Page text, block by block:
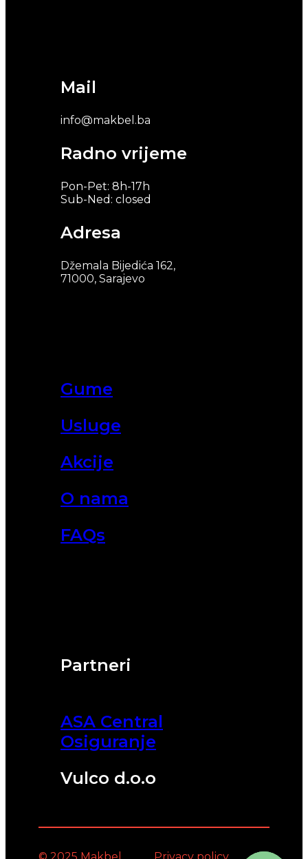
Partneri
ASA Central
Osiguranje
Vulco d.o.o
Gume
Usluge
Akcije
O nama
FAQs
Mail
info@makbel.ba
Radno vrijeme
Pon-Pet: 8h-17h
Sub-Ned: closed
Adresa
Džemala Bijedića 162,
71000, Sarajevo